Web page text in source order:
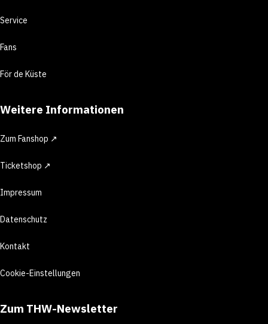
Service
Fans
För de Küste
Weitere Informationen
Zum Fanshop ↗
Ticketshop ↗
Impressum
Datenschutz
Kontakt
Cookie-Einstellungen
Zum THW-Newsletter